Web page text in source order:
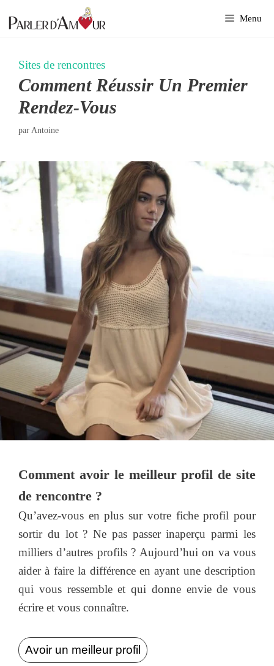
au
Menu
Sites de rencontres
Comment Réussir Un Premier
Rendez-Vous
par Antoine
Comment avoir le meilleur profil de site
de rencontre ?
Qu’avez-vous en plus sur votre fiche profil pour
sortir du lot ? Ne pas passer inaperçu parmi les
milliers d’autres profils ? Aujourd’hui on va vous
aider à faire la différence en ayant une description
qui vous ressemble et qui donne envie de vous
écrire et vous connaître.
Avoir un meilleur profil